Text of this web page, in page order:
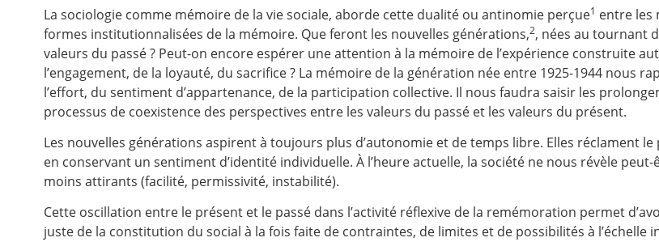
La sociologie comme mémoire de la vie sociale, aborde cette dualité ou antinomie perçue1 entre les
formes institutionnalisées de la mémoire. Que feront les nouvelles générations,2, nées au tournant
valeurs du passé ? Peut-on encore espérer une attention à la mémoire de l’expérience construite
l’engagement, de la loyauté, du sacrifice ? La mémoire de la génération née entre 1925-1944 nous
l’effort, du sentiment d’appartenance, de la participation collective. Il nous faudra saisir les
processus de coexistence des perspectives entre les valeurs du passé et les valeurs du présent.
Les nouvelles générations aspirent à toujours plus d’autonomie et de temps libre. Elles réclament
en conservant un sentiment d’identité individuelle. À l’heure actuelle, la société ne nous révèle peut-
moins attirants (facilité, permissivité, instabilité).
Cette oscillation entre le présent et le passé dans l’activité réflexive de la remémoration permet
juste de la constitution du social à la fois faite de contraintes, de limites et de possibilités à l’échelle